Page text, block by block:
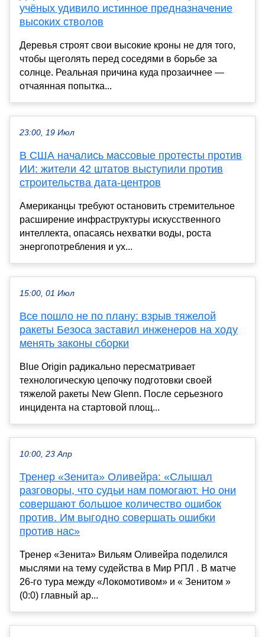
учёных удивило истинное предназначение
высоких стволов
Деревья строят свои высокие кроны не для того,
чтобы щеголять перед соседями в борьбе за
солнце. Реальная причина куда прозаичнее —
отчаянная попытка...
23:00, 19 Июл
В США начались массовые протесты против
ИИ: жители 42 штатов выступили против
строительства дата-центров
Американцы требуют остановить стремительное
расширение инфраструктуры искусственного
интеллекта, опасаясь нехватки воды, роста
энергопотребления и ух...
15:00, 01 Июл
Все пошло не по плану: взрыв тяжелой
ракеты Безоса заставил инженеров на ходу
менять законы сборки
Blue Origin радикально пересматривает
технологическую цепочку подготовки своей
тяжелой ракеты New Glenn. После серьезного
инцидента на стартовой площ...
10:00, 23 Апр
Тренер «Зенита» Оливейра: «Слышал
разговоры, что судьи нам помогают. Но они
совершают большое количество ошибок
против. Им выгодно совершать ошибки
против нас»
Тренер «Зенита» Вильям Оливейра поделился
мыслями на тему судейства в Мир РПЛ . В матче
26-го тура между «Локомотивом» и « Зенитом »
(0:0) главный ар...